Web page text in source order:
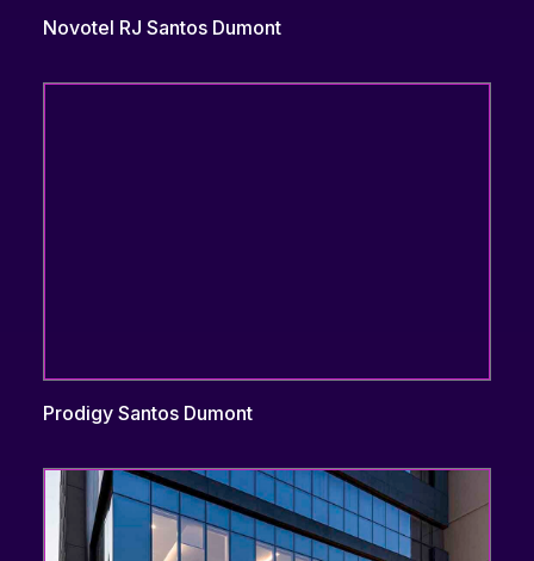
Novotel RJ Santos Dumont
Prodigy Santos Dumont